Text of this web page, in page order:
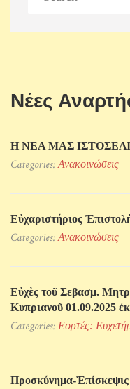
Νέες
Η ΝΕΑ ΜΑΣ
Categories:Ανακοινώσεις
Εὐχαριστήριος
Categories:Ανακοινώσεις
Εὐχὲς τοῦ Σεβασμ.
Κυπριανοῦ 01.09.2025
Categories: Εορτές:
Προσκύνηµα-Ἐπίσκεψις